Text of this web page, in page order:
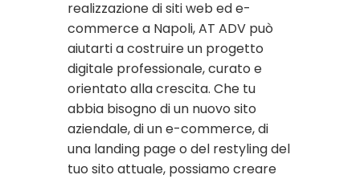
realizzazione di siti web ed e-
commerce a Napoli, AT ADV può
aiutarti a costruire un progetto
digitale professionale, curato e
orientato alla crescita. Che tu
abbia bisogno di un nuovo sito
aziendale, di un e-commerce, di
una landing page o del restyling del
tuo sito attuale, possiamo creare